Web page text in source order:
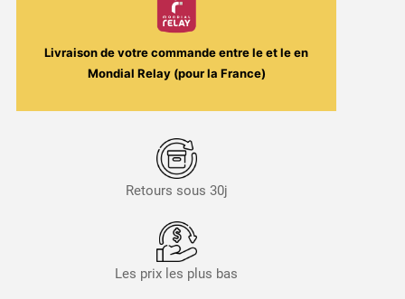
Livraison de votre commande entre leet leen
Mondial Relay (pour la France)
Retours sous 30j
Les prix les plus bas